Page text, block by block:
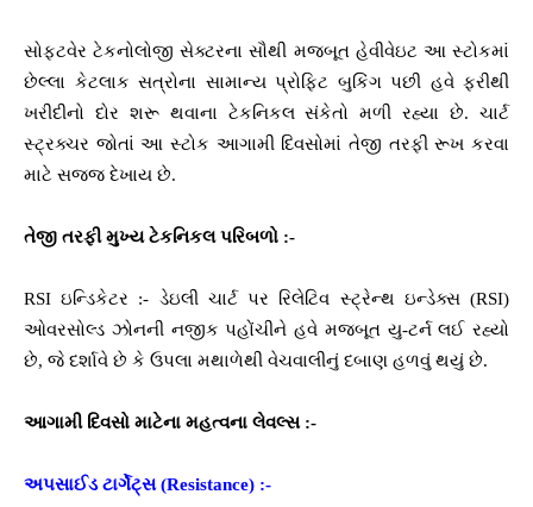
સોફ્ટવેર ટેકનોલોજી સેક્ટરના સૌથી મજબૂત હેવીવેઇટ આ સ્ટોકમાં
છેલ્લા કેટલાક સત્રોના સામાન્ય પ્રોફિટ બુકિંગ પછી હવે ફરીથી
ખરીદીનો દોર શરૂ થવાના ટેકનિકલ સંકેતો મળી રહ્યા છે. ચાર્ટ
સ્ટ્રક્ચર જોતાં આ સ્ટોક આગામી દિવસોમાં તેજી તરફી રૂખ કરવા
માટે સજ્જ દેખાય છે.
તેજી તરફી મુખ્ય ટેકનિકલ પરિબળો :-
RSI ઇન્ડિકેટર :- ડેઇલી ચાર્ટ પર રિલેટિવ સ્ટ્રેન્થ ઇન્ડેક્સ (RSI)
ઓવરસોલ્ડ ઝોનની નજીક પહોંચીને હવે મજબૂત યુ-ટર્ન લઈ રહ્યો
છે, જે દર્શાવે છે કે ઉપલા મથાળેથી વેચવાલીનું દબાણ હળવું થયું છે.
આગામી દિવસો માટેના મહત્વના લેવલ્સ :-
અપસાઈડ ટાર્ગેટ્સ (Resistance) :-